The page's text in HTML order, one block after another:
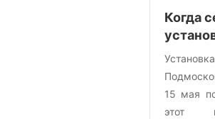
Когда
15 мая
этот